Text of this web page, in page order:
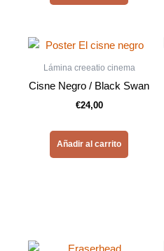
Lámina creeatio cinema
Cisne Negro / Black Swan
€24,00
Añadir al carrito